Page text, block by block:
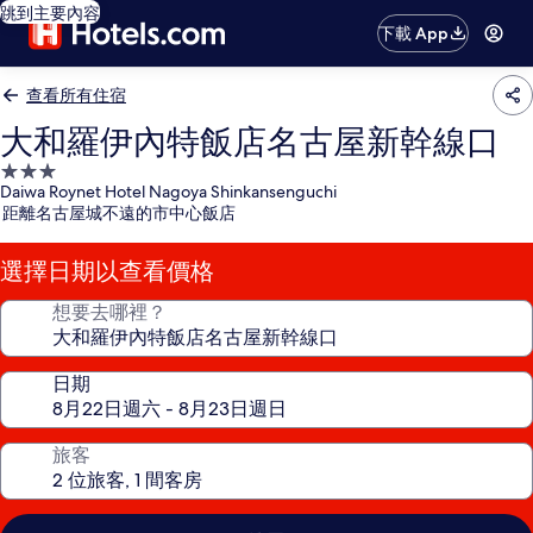
跳到主要內容
下載 App
查看所有住宿
大和羅伊內特飯店名古屋新幹線口
3.0
星
級
住
宿
Daiwa Roynet Hotel Nagoya Shinkansenguchi
距離名古屋城不遠的市中心飯店
選擇日期以查看價格
想要去哪裡？
日期
旅客